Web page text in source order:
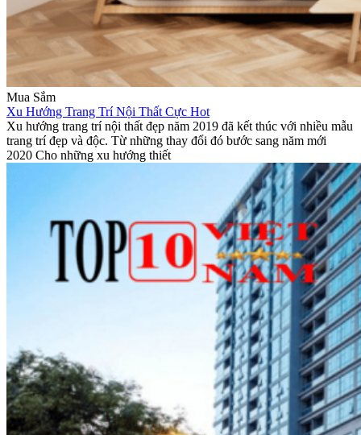
Mua Sắm
Xu Hướng Trang Trí Nội Thất Cực Hot
Xu hướng trang trí nội thất đẹp năm 2019 đã kết thúc với nhiều mẫu
trang trí đẹp và độc. Từ những thay đổi đó bước sang năm mới
2020 Cho những xu hướng thiết